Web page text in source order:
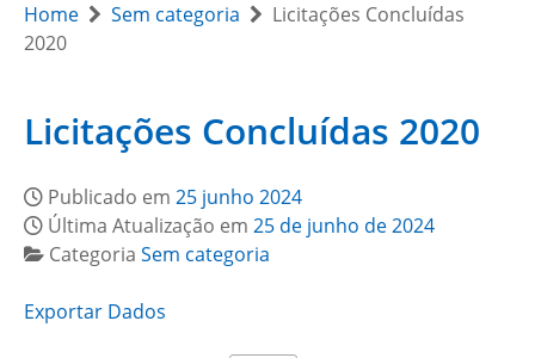
Home Sem categoria
Licitações Concluídas
2020
Licitações Concluídas 2020
Publicado em 25 junho 2024
Última Atualização em 25 de junho de 2024
Categoria Sem categoria
Exportar Dados